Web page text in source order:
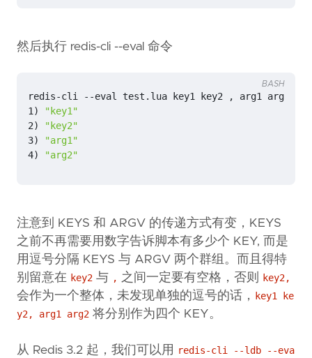
然后执行 redis-cli --eval 命令
redis-cli --eval
1)
"key1"
2)
"key2"
3)
"arg1"
4) "arg2"
BASH
注意到 KEYS 和 ARGV 的传递方式有变，KEYS
之前不再需要用数字告诉脚本有多少个 KEY, 而是
用逗号分隔 KEYS 与 ARGV 两个群组。而且得特
别留意在 key2 与 , 之间一定要有空格，否则 key2,
会作为一个整体，未发现单独的逗号的话，
key1 ke
y2, arg1 arg2 将分别作为四个 KEY。
从 Redis 3.2 起，我们可以用
redis-cli --ldb --eva